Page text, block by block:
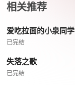
相关推荐
爱吃拉面的小泉同学
已完结
失落之歌
已完结